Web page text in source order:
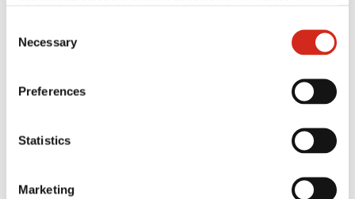
121387608.
Selection
Necessary
Preferences
Statistics
Marketing